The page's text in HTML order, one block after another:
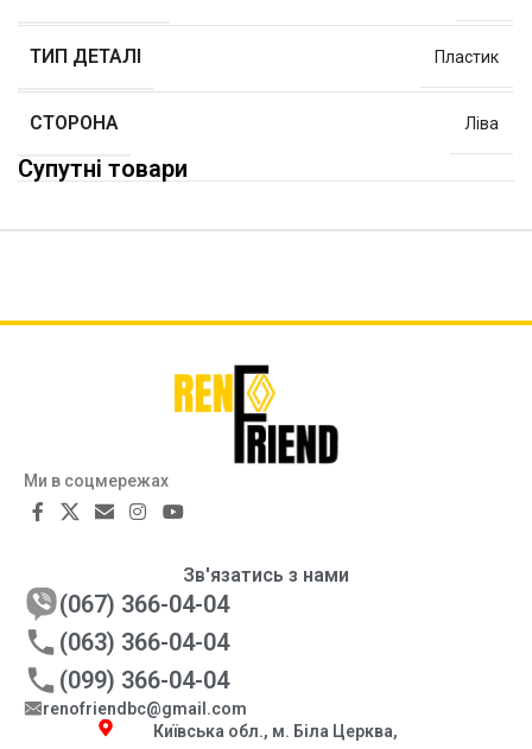
ТИП ДЕТАЛІ Пластик
СТОРОНА Ліва
Супутні товари
Ми в соцмережах
Зв'язатись з нами
(067) 366-04-04
(063) 366-04-04
(099) 366-04-04
renofriendbc@gmail.com
Київська обл., м. Біла Церква,